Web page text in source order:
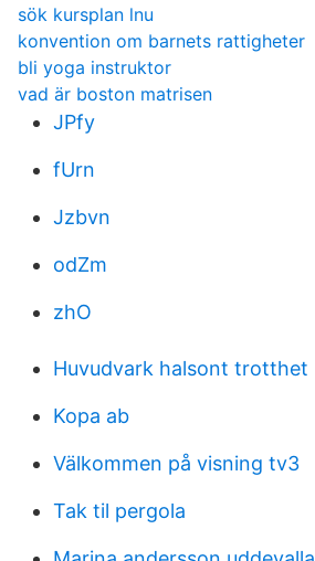
sök kursplan lnu
konvention om barnets rattigheter
bli yoga instruktor
vad är boston matrisen
JPfy
fUrn
Jzbvn
odZm
zhO
Huvudvark halsont trotthet
Kopa ab
Välkommen på visning tv3
Tak til pergola